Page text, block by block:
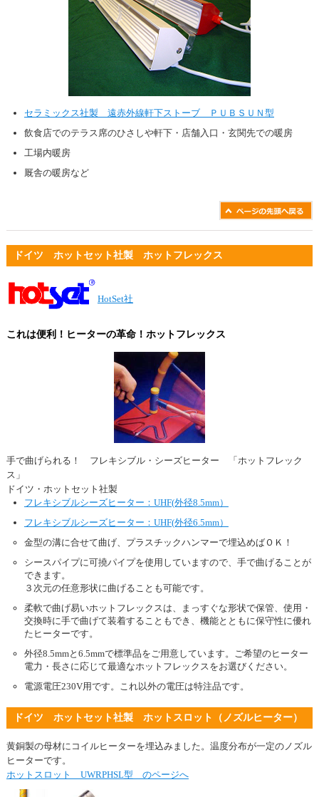
セラミックス社製 遠赤外線軒下ストーブ ＰＵＢＳＵＮ型
飲食店でのテラス席のひさしや軒下・店舗入口・玄関先での暖房
工場内暖房
厩舎の暖房など
ドイツ ホットセット社製 ホットフレックス
HotSet社
これは便利！ヒーターの革命！ホットフレックス
手で曲げられる！ フレキシブル・シーズヒーター 「ホットフレック
ス」
ドイツ・ホットセット社製
フレキシブルシーズヒーター：UHF(外径8.5mm）
フレキシブルシーズヒーター：UHF(外径6.5mm）
金型の溝に合せて曲げ、プラスチックハンマーで埋込めばＯＫ！
シースパイプに可撓パイプを使用していますので、手で曲げることが
できます。
３次元の任意形状に曲げることも可能です。
柔軟で曲げ易いホットフレックスは、まっすぐな形状で保管、使用・
交換時に手で曲げて装着することもでき、機能とともに保守性に優れ
たヒーターです。
外径8.5mmと6.5mmで標準品をご用意しています。ご希望のヒーター
電力・長さに応じて最適なホットフレックスをお選びください。
電源電圧230V用です。これ以外の電圧は特注品です。
ドイツ ホットセット社製 ホットスロット（ノズルヒーター）
黄銅製の母材にコイルヒーターを埋込みました。温度分布が一定のノズル
ヒーターです。
ホットスロット UWRPHSL型 のページへ